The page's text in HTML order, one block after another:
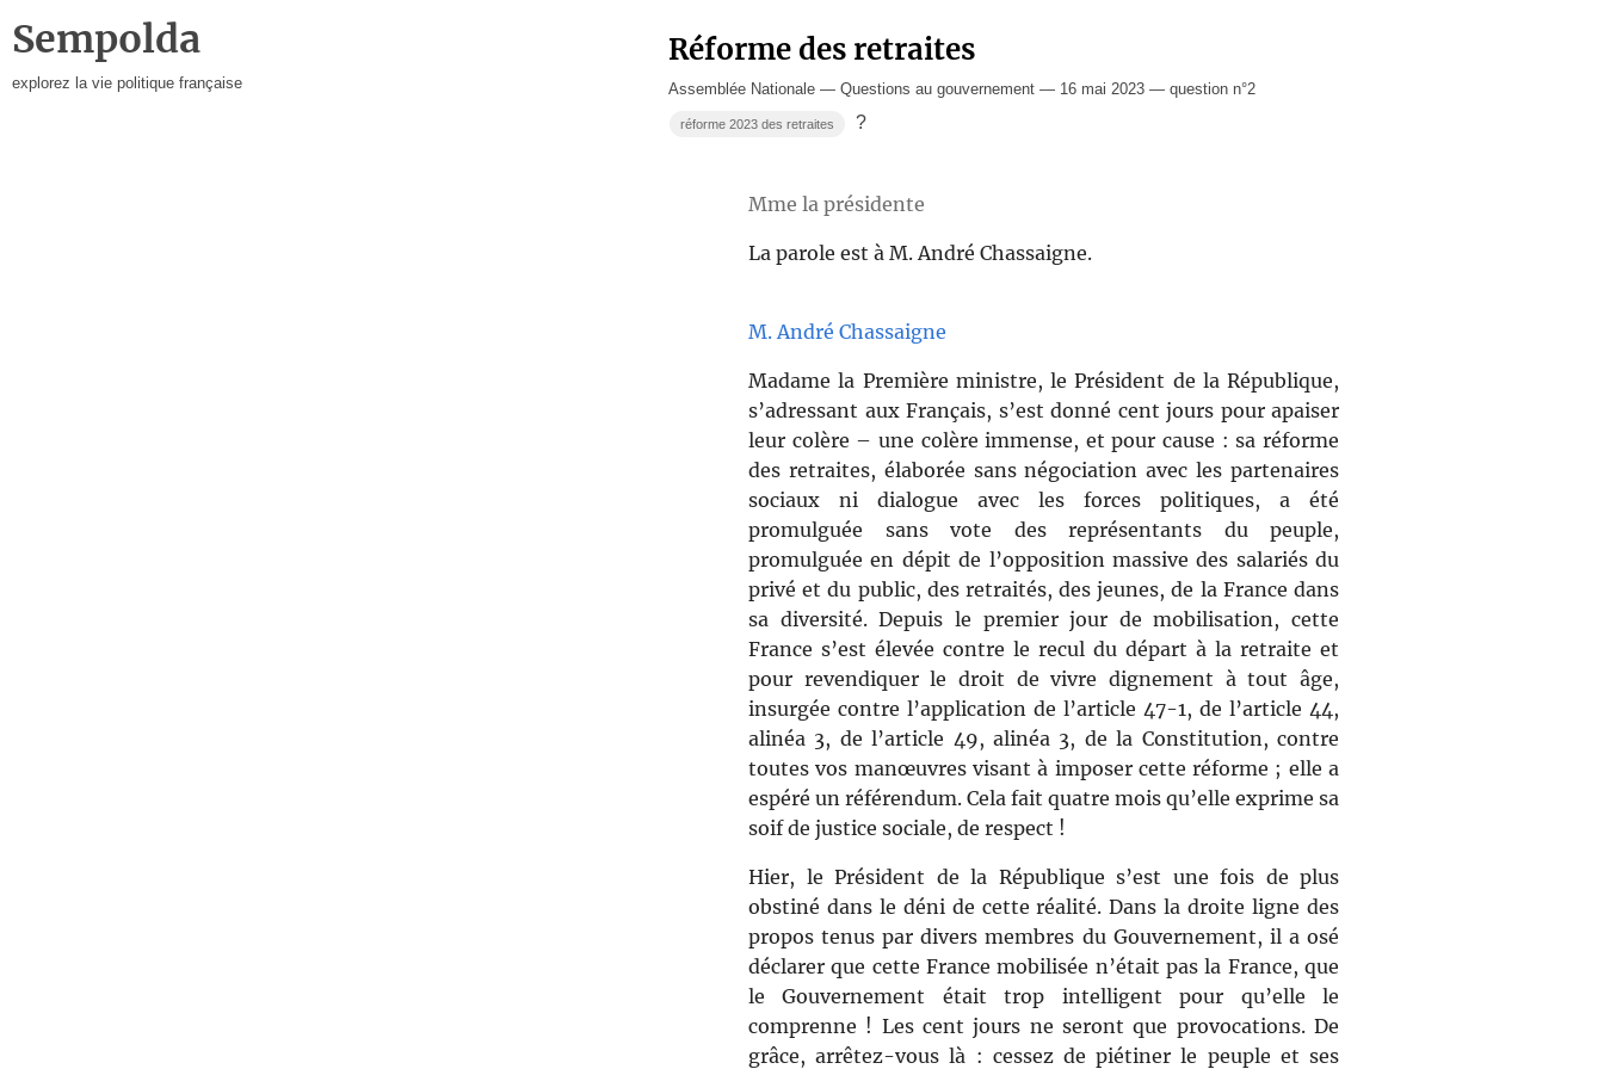
Sempolda
explorez la vie politique française
Réforme des retraites
Assemblée Nationale — Questions au gouvernement — 16 mai 2023 — question n°2
réforme 2023 des retraites ?
Mme la présidente
La parole est à M. André Chassaigne.
M. André Chassaigne
Madame la Première ministre, le Président de la République,
s’adressant aux Français, s’est donné cent jours pour apaiser
leur colère – une colère immense, et pour cause : sa réforme
des retraites, élaborée sans négociation avec les partenaires
sociaux ni dialogue avec les forces politiques, a été
promulguée sans vote des représentants du peuple,
promulguée en dépit de l’opposition massive des salariés du
privé et du public, des retraités, des jeunes, de la France dans
sa diversité. Depuis le premier jour de mobilisation, cette
France s’est élevée contre le recul du départ à la retraite et
pour revendiquer le droit de vivre dignement à tout âge,
insurgée contre l’application de l’article 47-1, de l’article 44,
alinéa 3, de l’article 49, alinéa 3, de la Constitution, contre
toutes vos manœuvres visant à imposer cette réforme ; elle a
espéré un référendum. Cela fait quatre mois qu’elle exprime sa
soif de justice sociale, de respect !
Hier, le Président de la République s’est une fois de plus
obstiné dans le déni de cette réalité. Dans la droite ligne des
propos tenus par divers membres du Gouvernement, il a osé
déclarer que cette France mobilisée n’était pas la France, que
le Gouvernement était trop intelligent pour qu’elle le
comprenne ! Les cent jours ne seront que provocations. De
grâce, arrêtez-vous là : cessez de piétiner le peuple et ses